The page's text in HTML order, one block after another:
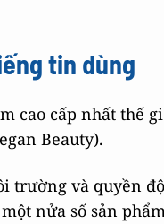
tin dùng
cao cấp nhất thế
Beauty).
trường và quyền
nửa số sản